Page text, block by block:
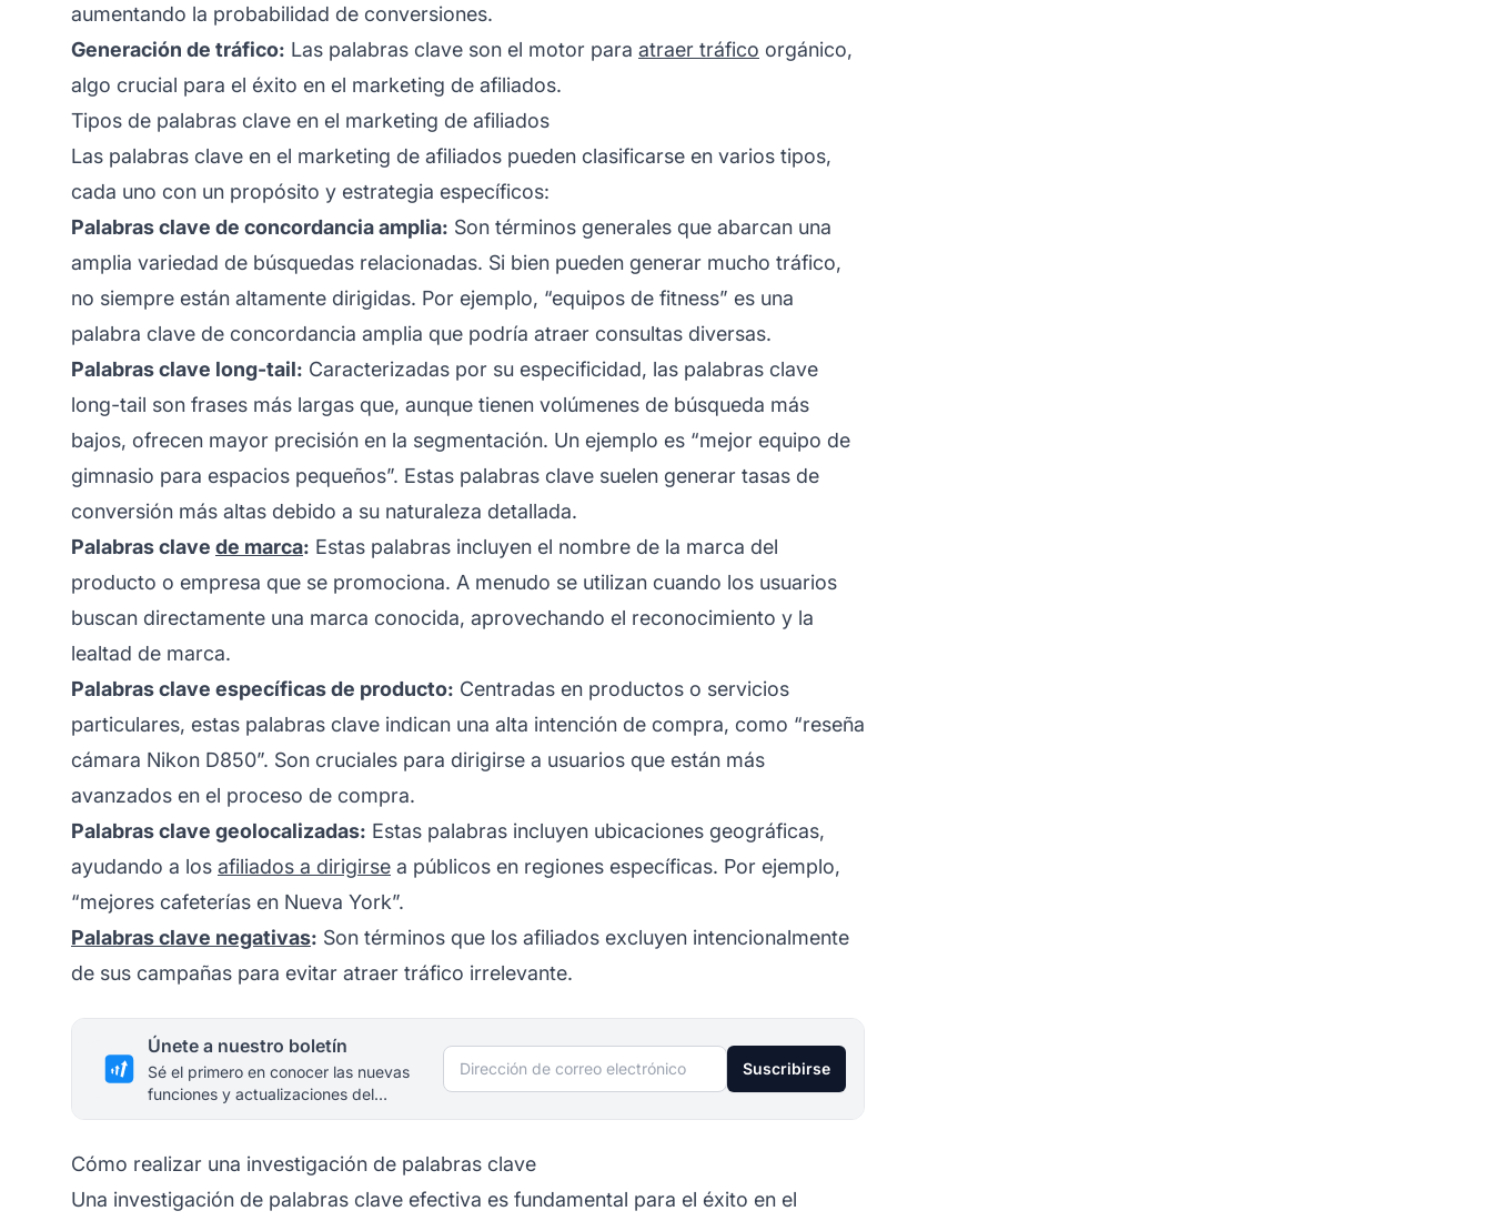
aumentando la probabilidad de conversiones.
Generación de tráfico: Las palabras clave son el motor para atraer tráfico orgánico,
algo crucial para el éxito en el marketing de afiliados.
Tipos de palabras clave en el marketing de afiliados
Las palabras clave en el marketing de afiliados pueden clasificarse en varios tipos,
cada uno con un propósito y estrategia específicos:
Palabras clave de concordancia amplia: Son términos generales que abarcan una
amplia variedad de búsquedas relacionadas. Si bien pueden generar mucho tráfico,
no siempre están altamente dirigidas. Por ejemplo, “equipos de fitness” es una
palabra clave de concordancia amplia que podría atraer consultas diversas.
Palabras clave long-tail: Caracterizadas por su especificidad, las palabras clave
long-tail son frases más largas que, aunque tienen volúmenes de búsqueda más
bajos, ofrecen mayor precisión en la segmentación. Un ejemplo es “mejor equipo de
gimnasio para espacios pequeños”. Estas palabras clave suelen generar tasas de
conversión más altas debido a su naturaleza detallada.
Palabras clave de marca: Estas palabras incluyen el nombre de la marca del
producto o empresa que se promociona. A menudo se utilizan cuando los usuarios
buscan directamente una marca conocida, aprovechando el reconocimiento y la
lealtad de marca.
Palabras clave específicas de producto: Centradas en productos o servicios
particulares, estas palabras clave indican una alta intención de compra, como “reseña
cámara Nikon D850”. Son cruciales para dirigirse a usuarios que están más
avanzados en el proceso de compra.
Palabras clave geolocalizadas: Estas palabras incluyen ubicaciones geográficas,
ayudando a los afiliados a dirigirse a públicos en regiones específicas. Por ejemplo,
“mejores cafeterías en Nueva York”.
Palabras clave negativas: Son términos que los afiliados excluyen intencionalmente
de sus campañas para evitar atraer tráfico irrelevante.
Únete a nuestro boletín
Sé el primero en conocer las nuevas
funciones y actualizaciones del
producto.
Dirección de correo electrónico Suscribirse
Cómo realizar una investigación de palabras clave
Una investigación de palabras clave efectiva es fundamental para el éxito en el